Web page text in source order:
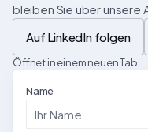
bleiben Sie über unsere
Auf LinkedIn folgen
Öffnet in einem neuen Tab
Name